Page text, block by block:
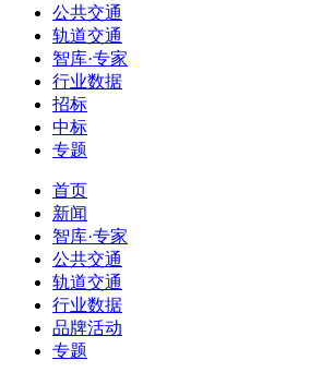
公共交通
轨道交通
智库·专家
行业数据
招标
中标
专题
首页
新闻
智库·专家
公共交通
轨道交通
行业数据
品牌活动
专题